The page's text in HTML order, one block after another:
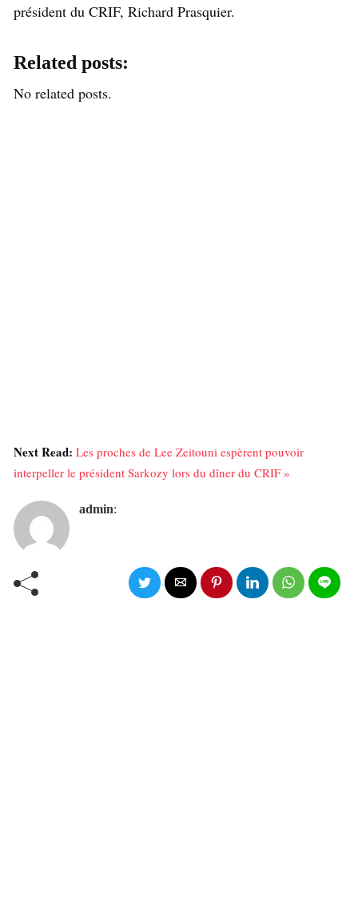
président du CRIF, Richard Prasquier.
Related posts:
No related posts.
Next Read: Les proches de Lee Zeitouni espèrent pouvoir
interpeller le président Sarkozy lors du dîner du CRIF »
admin: